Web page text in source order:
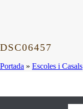
DSC06457
Portada » Escoles i Casals